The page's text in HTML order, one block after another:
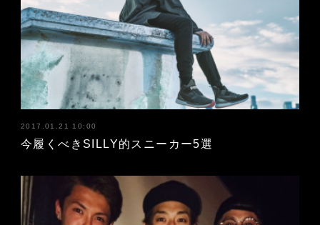
2017.01.21 10:00
今履くべきSILLY的スニーカー5選